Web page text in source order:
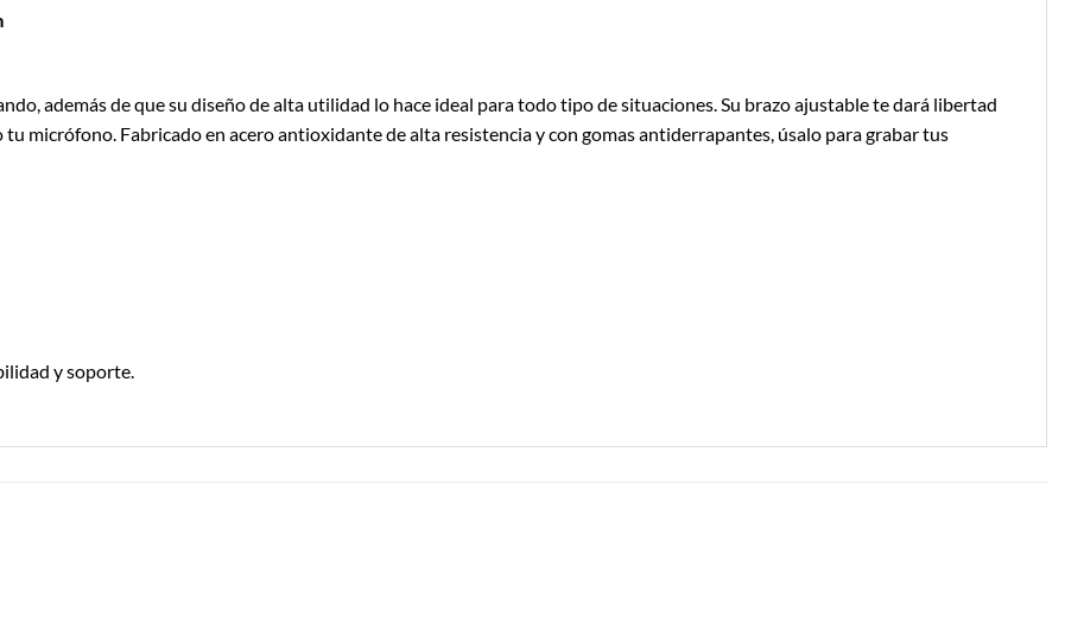
además de que su diseño de alta utilidad lo hace ideal para todo tipo de situaciones. Su brazo ajustable te dará libertad
micrófono. Fabricado en acero antioxidante de alta resistencia y con gomas antiderrapantes, úsalo para grabar tus
y soporte.